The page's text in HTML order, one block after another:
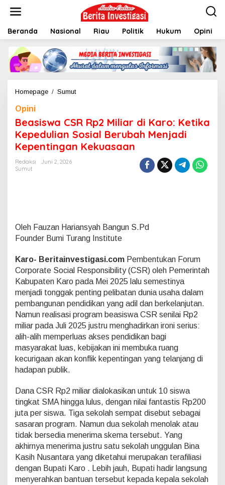
t
Beranda Nasional Riau Politik Hukum Opini
Homepage / SumutB
s
i
s
w
i
l
r
d
i
K
r
o
:
K
e
i
K
e
p
e
d
u
l
a
n
S
Opini
Beasiswa CSR Rp2 Miliar di Karo: Ketika
Kepedulian Sosial Berubah Menjadi
Kepentingan Kekuasaan
Redaksi
Juni 2, 2026
Sumut
Oleh Fauzan Hariansyah Bangun S.Pd
Founder Bumi Turang Institute
Karo- Beritainvestigasi.com Pembentukan Forum
Corporate Social Responsibility (CSR) oleh Pemerintah
Kabupaten Karo pada Mei 2025 lalu semestinya
menjadi tonggak penting pelibatan dunia usaha dalam
pembangunan pendidikan yang adil dan berkelanjutan.
Namun realisasi program beasiswa CSR senilai Rp2
miliar pada Juli 2025 justru menghadirkan ironi serius:
alih-alih memperluas akses pendidikan bagi
masyarakat luas, kebijakan ini membuka ruang
kecurigaan akan konflik kepentingan yang telanjang di
hadapan publik.
Dana CSR Rp2 miliar dialokasikan untuk 10 siswa
tingkat SMA hingga lulus, dengan nilai fantastis Rp200
juta per siswa. Tiga sekolah sempat disebut sebagai
sasaran program. Namun dua sekolah menolak atau
tidak bersedia menerima skema tersebut. Yang
akhirnya menerima justru satu sekolah unggulan Bina
Kasih Nusantara yang diketahui merupakan terafiliasi
dengan Bupati Karo . Lebih jauh, Bupati hadir langsung
menyerahkan bantuan tersebut kepada kepala sekolah